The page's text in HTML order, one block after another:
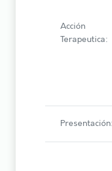
Acción
Terapeutica:
Presentación: